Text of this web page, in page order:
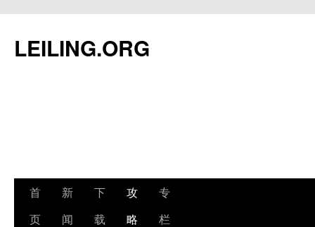
文
LEILING.ORG
首
页
新
闻
下
载
攻
略
专
栏